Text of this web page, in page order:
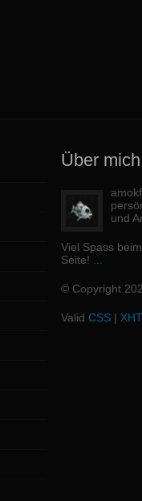
Über mich
und
Viel Spass
Seite!
© Copyright
Valid CSS |